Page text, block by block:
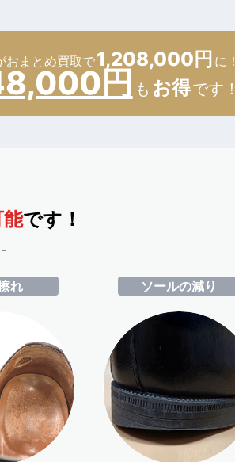
おまとめ買取で1,208,000円 に！
円 も お得です！
です！
-
れ ソールの減り